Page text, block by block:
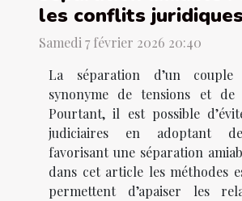
les conflits
Samedi 7 février 2026 20:40
La séparation d’un
synonyme de tensions et de
Pourtant, il est possible
judiciaires en adoptant
favorisant une séparation
dans cet article les méthodes
permettent d’apaiser les